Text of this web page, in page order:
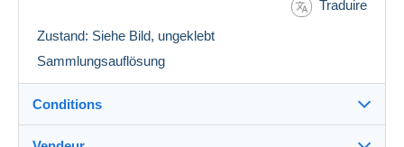
Traduire
Zustand: Siehe Bild, ungeklebt
Sammlungsauflösung
Conditions